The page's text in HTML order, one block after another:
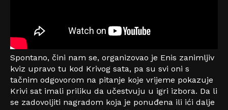
Spontano, čini nam se, organizovao je Enis zanimljiv
kviz upravo tu kod Krivog sata, pa su svi oni s
tačnim odgovorom na pitanje koje vrijeme pokazuje
Krivi sat imali priliku da učestvuju u igri izbora. Da li
se zadovoljiti nagradom koja je ponuđena ili ići dalje